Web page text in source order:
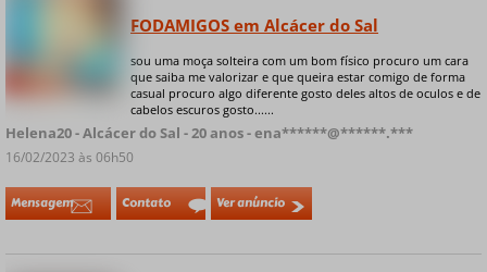
FODAMIGOS em Alcácer do Sal
sou uma moça solteira com um bom físico procuro um cara
que saiba me valorizar e que queira estar comigo de forma
casual procuro algo diferente gosto deles altos de oculos e de
cabelos escuros gosto......
Helena20 - Alcácer do Sal - 20 anos - ena******@******.***
16/02/2023 às 06h50
Mensagem Contato Ver anúncio